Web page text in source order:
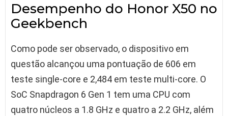
Desempenho do Honor X50 no
Geekbench
Como pode ser observado, o dispositivo em
questão alcançou uma pontuação de 606 em
teste single-core e 2,484 em teste multi-core. O
SoC Snapdragon 6 Gen 1 tem uma CPU com
quatro núcleos a 1.8 GHz e quatro a 2.2 GHz, além